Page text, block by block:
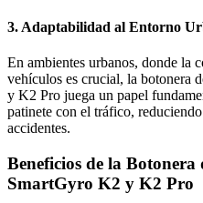
3. Adaptabilidad al Entorno
En ambientes urbanos, donde la
vehículos es crucial, la botonera
y K2 Pro juega un papel
patinete con el tráfico,
accidentes.
Beneficios de la
SmartGyro K2 y K2 Pro